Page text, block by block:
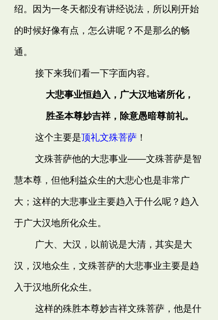
绍。因为一冬天都没有讲经说法，所以刚开始
的时候好像有点，怎么讲呢？不是那么的畅
通。
接下来我们看一下字面内容。
大悲事业恒趋入，广大汉地诸所化，
胜圣本尊妙吉祥，除意愚暗尊前礼。
这个主要是顶礼文殊菩萨 ！
文殊菩萨他的大悲事业——文殊菩萨是智
慧本尊，但他利益众生的大悲心也是非常广
大；这样的大悲事业主要趋入于什么呢？趋入
于广大汉地所化众生。
广大、大汉，以前说是大清，其实是大
汉，汉地众生，文殊菩萨的大悲事业主要是趋
入于汉地所化众生。
这样的殊胜本尊妙吉祥文殊菩萨，他是什